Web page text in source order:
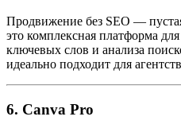
Продвижение без SEO —
это комплексная платформа
ключевых слов и анализа
идеально подходит для
6. Canva Pro